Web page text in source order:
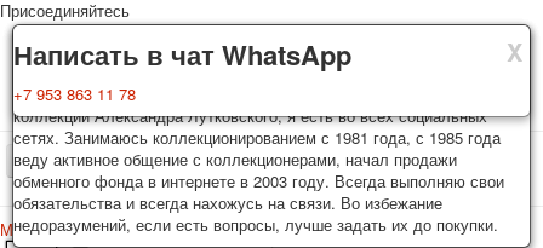
X
Доставка
Колоды, почтовые открытки тщательно упаковываются и
отправляются в течении 3-4 рабочих дней после оплаты.
Исключение: репринт под заказ, такие колоды карт отправляются в
течении 7-8 рабочих дней. Отправка осуществляется почтой России
с треком отслеживания. Цена пересылки зависит от веса и тарифов
почты на момент покупки. По желанию покупателя возможна
отправка СДЕК или другими транспортными компаниями.
X
Гарантия
Вы покупаете колоды игральных карт, почтовые открытки из частной
коллекции Александра Лутковского, я есть во всех социальных
сетях. Занимаюсь коллекционированием с 1981 года, с 1985 года
веду активное общение с коллекционерами, начал продажи
обменного фонда в интернете в 2003 году. Всегда выполняю свои
обязательства и всегда нахожусь на связи. Во избежание
недоразумений, если есть вопросы, лучше задать их до покупки.
X
Написать в чат WhatsApp
+7 953 863 11 78
Присоединяйтесь
TPL_PROTOSTAR_TOGGLE_MENU
Меню
Войти